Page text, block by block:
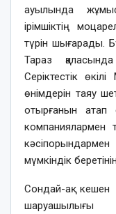
ауылында
ірімшіктің
түрін шығарады.
Тараз
Серіктестік
өнімдерін таяу
отырғанын атап
компаниялармен
мүмкіндік
Сондай-ақ